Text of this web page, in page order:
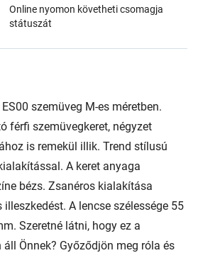
Online nyomon követheti csomagja
státuszát
szemüveg M-es méretben.
férfi szemüvegkeret, négyzet
is remekül illik. Trend stílusú
A keret anyaga
bézs. Zsanéros kialakítása
A lencse szélessége 55
Szeretné látni, hogy ez a
Önnek? Győződjön meg róla és